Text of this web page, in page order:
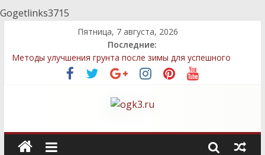
Gogetlinks3715
Пятница, 7 августа, 2026
Последние:
Методы улучшения грунта после зимы для успешного
выращивания овощей
Топ-5 местных семян, которые легко выращивать даже
Декоративные элементы: как выбрать и правильно
Быстрый компост: технологии, которые сэкономят ваше
время